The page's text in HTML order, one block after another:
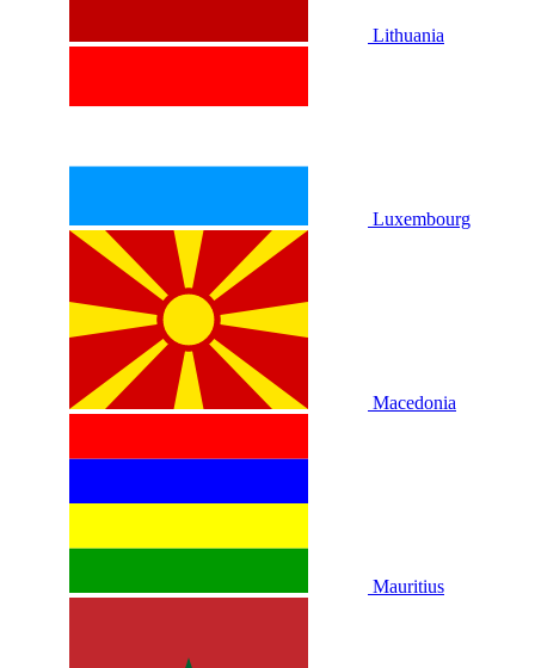
Lithuania
Luxembourg
Macedonia
Mauritius